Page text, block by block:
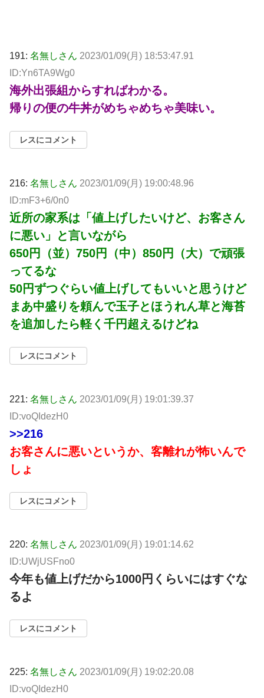
191: 名無しさん 2023/01/09(月) 18:53:47.91
ID:Yn6TA9Wg0
海外出張組からすればわかる。
帰りの便の牛丼がめちゃめちゃ美味い。
レスにコメント
216: 名無しさん 2023/01/09(月) 19:00:48.96
ID:mF3+6/0n0
近所の家系は「値上げしたいけど、お客さん
に悪い」と言いながら
650円（並）750円（中）850円（大）で頑張
ってるな
50円ずつぐらい値上げしてもいいと思うけど
まあ中盛りを頼んで玉子とほうれん草と海苔
を追加したら軽く千円超えるけどね
レスにコメント
221: 名無しさん 2023/01/09(月) 19:01:39.37
ID:voQIdezH0
>>216
お客さんに悪いというか、客離れが怖いんで
しょ
レスにコメント
220: 名無しさん 2023/01/09(月) 19:01:14.62
ID:UWjUSFno0
今年も値上げだから1000円くらいにはすぐな
るよ
レスにコメント
225: 名無しさん 2023/01/09(月) 19:02:20.08
ID:voQIdezH0